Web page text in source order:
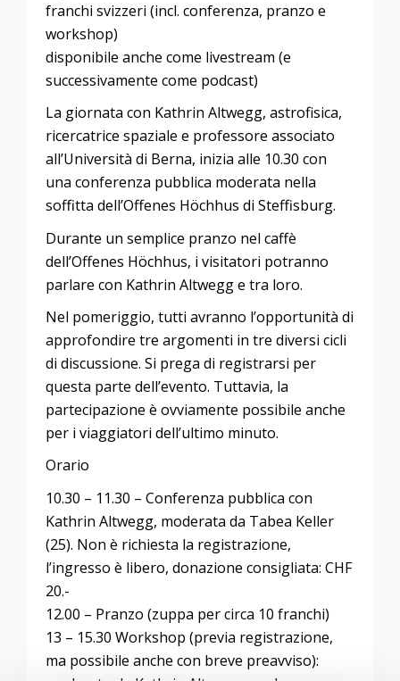
franchi svizzeri (incl. conferenza, pranzo e
workshop)
disponibile anche come livestream (e
successivamente come podcast)
La giornata con Kathrin Altwegg, astrofisica,
ricercatrice spaziale e professore associato
all’Università di Berna, inizia alle 10.30 con
una conferenza pubblica moderata nella
soffitta dell’Offenes Höchhus di Steffisburg.
Durante un semplice pranzo nel caffè
dell’Offenes Höchhus, i visitatori potranno
parlare con Kathrin Altwegg e tra loro.
Nel pomeriggio, tutti avranno l’opportunità di
approfondire tre argomenti in tre diversi cicli
di discussione. Si prega di registrarsi per
questa parte dell’evento. Tuttavia, la
partecipazione è ovviamente possibile anche
per i viaggiatori dell’ultimo minuto.
Orario
10.30 – 11.30 – Conferenza pubblica con
Kathrin Altwegg, moderata da Tabea Keller
(25). Non è richiesta la registrazione,
l’ingresso è libero, donazione consigliata: CHF
20.-
12.00 – Pranzo (zuppa per circa 10 franchi)
13 – 15.30 Workshop (previa registrazione,
ma possibile anche con breve preavviso):